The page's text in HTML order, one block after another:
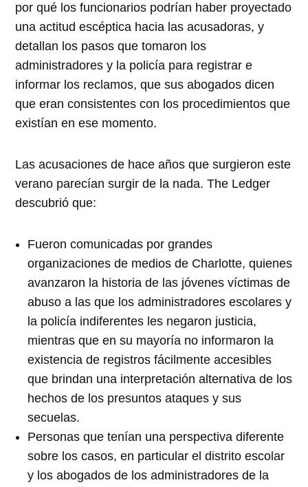
por qué los funcionarios podrían haber proyectado
una actitud escéptica hacia las acusadoras, y
detallan los pasos que tomaron los
administradores y la policía para registrar e
informar los reclamos, que sus abogados dicen
que eran consistentes con los procedimientos que
existían en ese momento.
Las acusaciones de hace años que surgieron este
verano parecían surgir de la nada. The Ledger
descubrió que:
Fueron comunicadas por grandes
organizaciones de medios de Charlotte, quienes
avanzaron la historia de las jóvenes víctimas de
abuso a las que los administradores escolares y
la policía indiferentes les negaron justicia,
mientras que en su mayoría no informaron la
existencia de registros fácilmente accesibles
que brindan una interpretación alternativa de los
hechos de los presuntos ataques y sus
secuelas.
Personas que tenían una perspectiva diferente
sobre los casos, en particular el distrito escolar
y los abogados de los administradores de la